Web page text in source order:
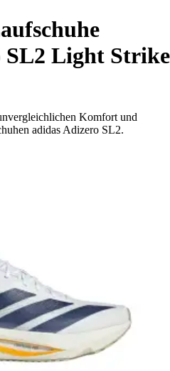
Light Strike
Komfort und
adidas Adizero SL2.